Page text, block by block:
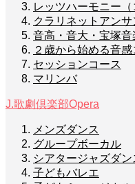
レッツハーモニー（
クラリネットアン
音高・音大・宝塚
２歳から始める音感
セッションコース
マリンバ
J.歌劇倶楽部Opera
メンズダンス
グループボーカル
シアタージャズダン
子どもバレエ